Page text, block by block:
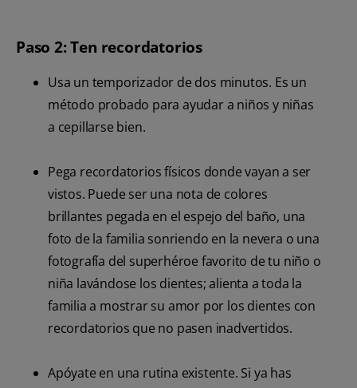
Paso 2: Ten recordatorios
Usa un temporizador de dos minutos. Es un
método probado para ayudar a niños y niñas
a cepillarse bien.
Pega recordatorios físicos donde vayan a ser
vistos. Puede ser una nota de colores
brillantes pegada en el espejo del baño, una
foto de la familia sonriendo en la nevera o una
fotografía del superhéroe favorito de tu niño o
niña lavándose los dientes; alienta a toda la
familia a mostrar su amor por los dientes con
recordatorios que no pasen inadvertidos.
Apóyate en una rutina existente. Si ya has